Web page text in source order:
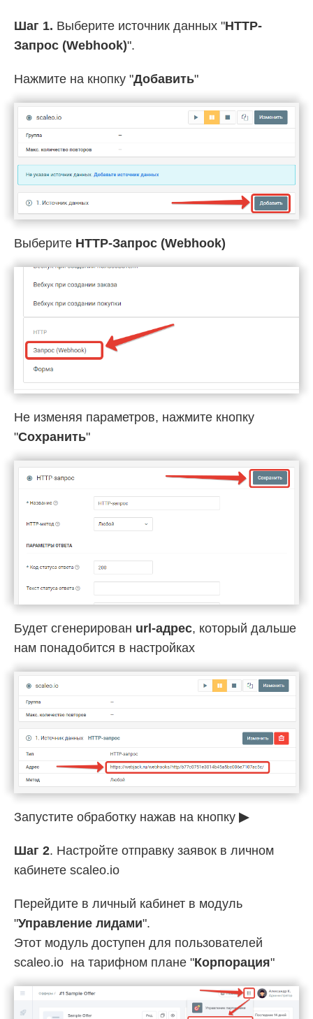
Шаг 1. Выберите источник данных "HTTP-
Запрос (Webhook)".
Нажмите на кнопку "Добавить"
Выберите HTTP-Запрос (Webhook)
Не изменяя параметров, нажмите кнопку
"Сохранить"
Будет сгенерирован url-адрес, который дальше
нам понадобится в настройках
Запустите обработку нажав на кнопку ▶
Шаг 2. Настройте отправку заявок в личном
кабинете scaleo.io
Перейдите в личный кабинет в модуль
"Управление лидами".
Этот модуль доступен для пользователей
scaleo.io на тарифном плане "Корпорация"